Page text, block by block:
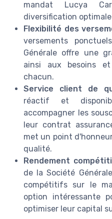
mandat Lucya
diversification
Flexibilité des
versements
Générale offre une
ainsi aux besoins
chacun.
Service client de
réactif et
accompagner les
leur contrat
met un point
qualité.
Rendement
de la Société
compétitifs sur le
option intéressante
optimiser leur capital